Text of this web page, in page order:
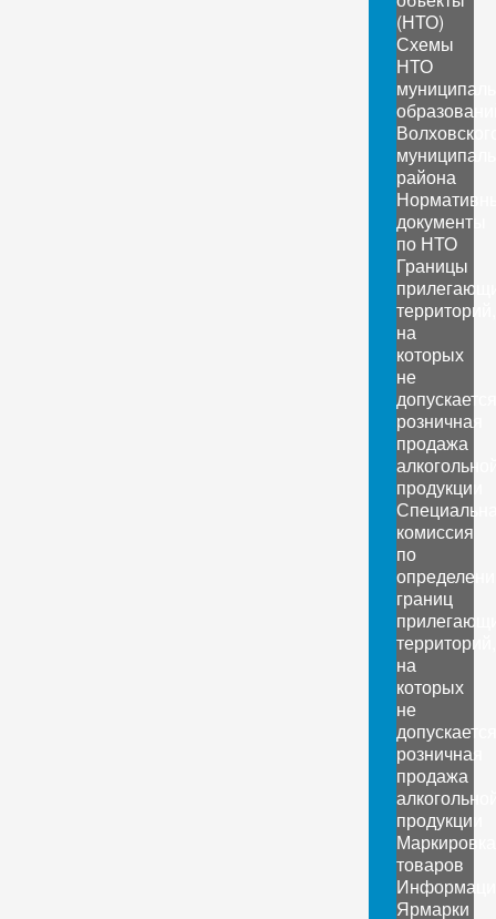
(НТО)
Схемы
НТО
района
документы
по НТО
Границы
территорий,
на
которых
не
допускается
розничная
продажа
продукции
комиссия
по
границ
территорий,
на
которых
не
допускается
розничная
продажа
продукции
Маркировка
товаров
Ярмарки